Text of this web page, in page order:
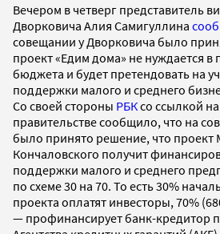
Вечером в четверг представитель
Дворковича Алия Самигуллина
совещании у Дворковича было
проект «Едим дома» не нуждается
бюджета и будет претендовать на
поддержки малого и среднего
Со своей стороны РБКсо ссылкой
правительстве сообщило, что на
было принято решение, что проект
Кончаловского получит
поддержки малого и среднего
по схеме 30 на 70. То есть 30%
проекта оплатят инвесторы, 70%
— профинансирует банк-кредитор